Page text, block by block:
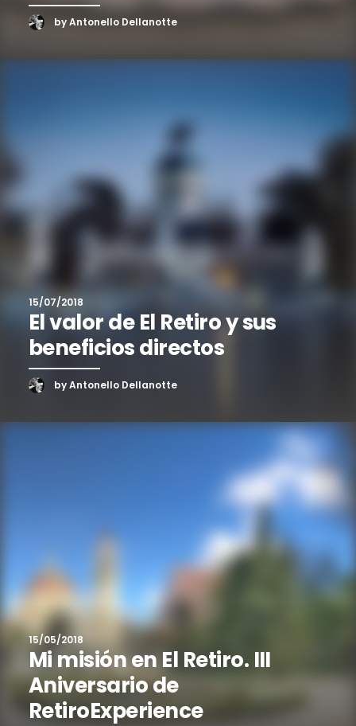
by Antonello Dellanotte
15/07/2018
El valor de El Retiro y sus
beneficios directos
by Antonello Dellanotte
15/05/2018
Mi misión en El Retiro. III
Aniversario de
RetiroExperience